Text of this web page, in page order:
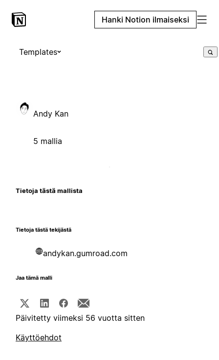
Hanki Notion ilmaiseksi
Templates
Andy Kan
5 mallia
Tietoja tästä mallista
Tietoja tästä tekijästä
andykan.gumroad.com
Jaa tämä malli
Päivitetty viimeksi 56 vuotta sitten
Käyttöehdot